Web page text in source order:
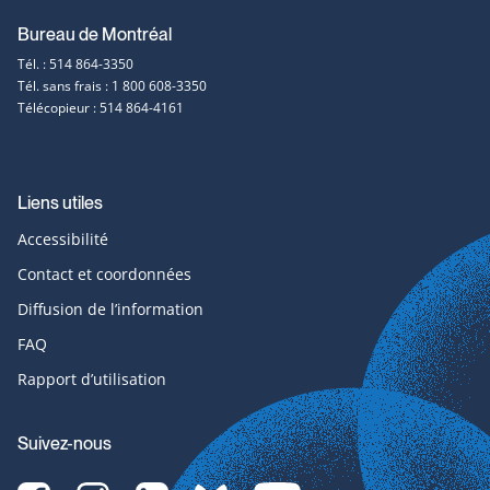
Bureau de Montréal
Tél. : 514 864-3350
Tél. sans frais : 1 800 608-3350
Télécopieur : 514 864-4161
Liens utiles
Accessibilité
Contact et coordonnées
Diffusion de l’information
FAQ
Rapport d’utilisation
Suivez-nous